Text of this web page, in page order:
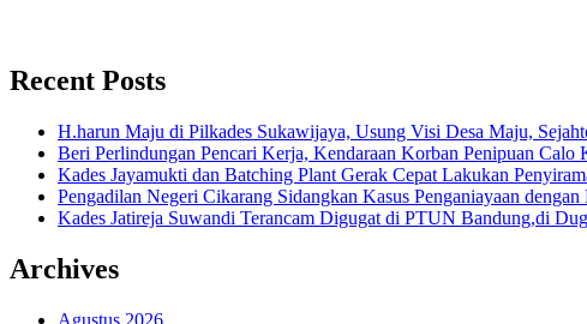
Recent Posts
H.harun Maju di Pilkades Sukawijaya, Usung Visi Desa Maju,
Beri Perlindungan Pencari Kerja, Kendaraan Korban Penipuan
Kades Jayamukti dan Batching Plant Gerak Cepat Lakukan
Pengadilan Negeri Cikarang Sidangkan Kasus Penganiayaan
Kades Jatireja Suwandi Terancam Digugat di PTUN Bandung,di
Archives
Agustus 2026